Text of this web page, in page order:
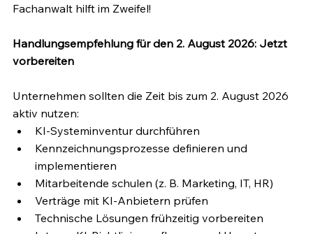
Fachanwalt hilft im Zweifel!
Handlungsempfehlung für den 2. August 2026: Jetzt
vorbereiten
Unternehmen sollten die Zeit bis zum 2. August 2026
aktiv nutzen:
KI-Systeminventur durchführen
Kennzeichnungsprozesse definieren und
implementieren
Mitarbeitende schulen (z. B. Marketing, IT, HR)
Verträge mit KI-Anbietern prüfen
Technische Lösungen frühzeitig vorbereiten